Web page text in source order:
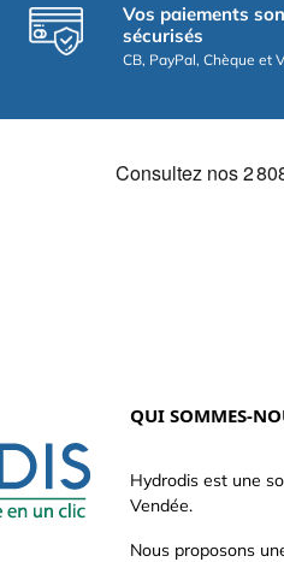
Vos paiements
sécurisés
CB, PayPal, Chèque et
QUI SOMMES-
Hydrodis est une
Vendée.
Nous proposons